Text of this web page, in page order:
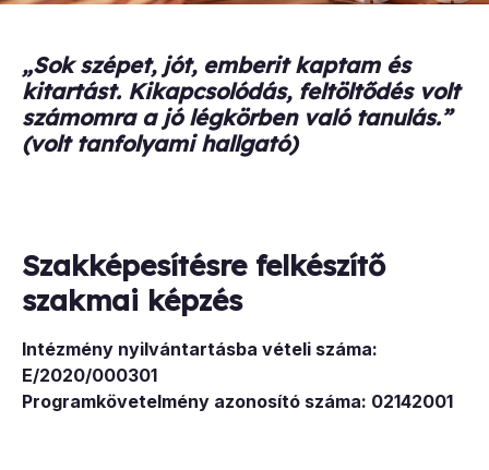
„Sok szépet, jót, emberit kaptam és
kitartást. Kikapcsolódás, feltöltődés volt
számomra a jó légkörben való tanulás.”
(volt tanfolyami hallgató)
Szakképesítésre felkészítő
szakmai képzés
Intézmény nyilvántartásba vételi száma:
E/2020/000301
Programkövetelmény azonosító száma: 02142001